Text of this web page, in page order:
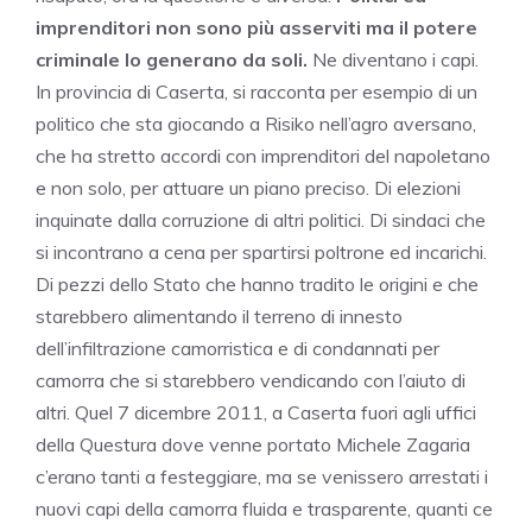
imprenditori non sono più asserviti ma il potere
criminale lo generano da soli. Ne diventano i capi.
In provincia di Caserta, si racconta per esempio di un
politico che sta giocando a Risiko nell’agro aversano,
che ha stretto accordi con imprenditori del napoletano
e non solo, per attuare un piano preciso. Di elezioni
inquinate dalla corruzione di altri politici. Di sindaci che
si incontrano a cena per spartirsi poltrone ed incarichi.
Di pezzi dello Stato che hanno tradito le origini e che
starebbero alimentando il terreno di innesto
dell’infiltrazione camorristica e di condannati per
camorra che si starebbero vendicando con l’aiuto di
altri. Quel 7 dicembre 2011, a Caserta fuori agli uffici
della Questura dove venne portato Michele Zagaria
c’erano tanti a festeggiare, ma se venissero arrestati i
nuovi capi della camorra fluida e trasparente, quanti ce